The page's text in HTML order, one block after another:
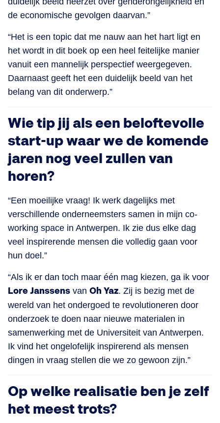
de economische gevolgen daarvan.”
“Het is een topic dat me nauw aan het hart ligt en
het wordt in dit boek op een heel feitelijke manier
vanuit een mannelijk perspectief weergegeven.
Daarnaast geeft het een duidelijk beeld van het
belang van dit onderwerp.”
Wie tip jij als een beloftevolle
start-up waar we de komende
jaren nog veel zullen van
horen?
“Een moeilijke vraag! Ik werk dagelijks met
verschillende onderneemsters samen in mijn co-
working space in Antwerpen. Ik zie dus elke dag
veel inspirerende mensen die volledig gaan voor
hun doel.”
“Als ik er dan toch maar één mag kiezen, ga ik voor
Lore Janssens van Oh Yaz. Zij is bezig met de
wereld van het ondergoed te revolutioneren door
onderzoek te doen naar nieuwe materialen in
samenwerking met de Universiteit van Antwerpen.
Ik vind het ongelofelijk inspirerend als mensen
dingen in vraag stellen die we zo gewoon zijn.”
Op welke realisatie ben je zelf
het meest trots?